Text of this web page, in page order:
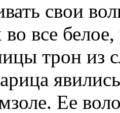
свои
во все
трон из
Ее